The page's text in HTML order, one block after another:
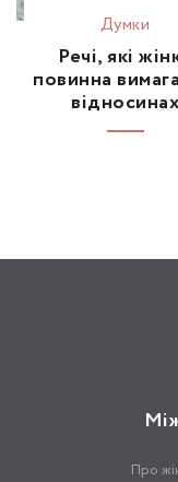
Думки
Речі, які
повинна
відносинах
Про